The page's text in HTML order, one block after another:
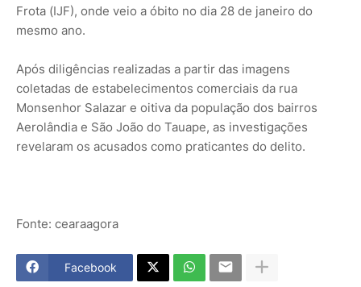
Frota (IJF), onde veio a óbito no dia 28 de janeiro do
mesmo ano.
Após diligências realizadas a partir das imagens
coletadas de estabelecimentos comerciais da rua
Monsenhor Salazar e oitiva da população dos bairros
Aerolândia e São João do Tauape, as investigações
revelaram os acusados como praticantes do delito.
Fonte: cearaagora
Facebook